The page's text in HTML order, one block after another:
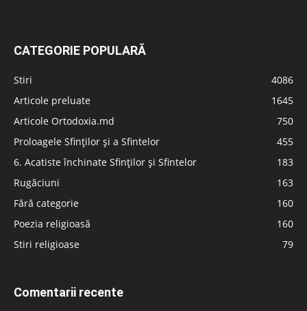
CATEGORIE POPULARĂ
Stiri
4086
Articole preluate
1645
Articole Ortodoxia.md
750
Proloagele Sfinților și a Sfintelor
455
6. Acatiste închinate Sfinților și Sfintelor
183
Rugăciuni
163
Fără categorie
160
Poezia religioasă
160
Stiri religioase
79
Comentarii recente